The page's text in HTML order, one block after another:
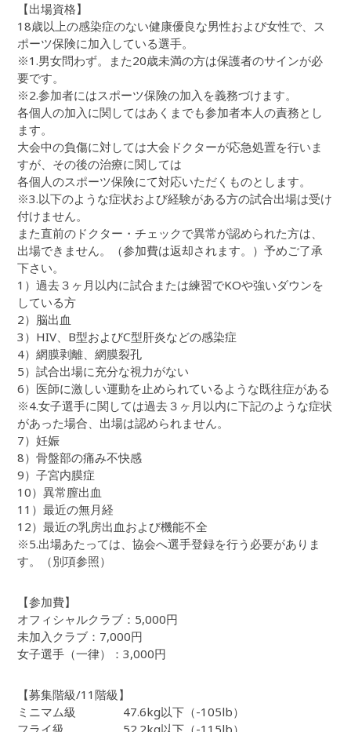
【出場資格】
18歳以上の感染症のない健康優良な男性および女性で、ス
ポーツ保険に加入している選手。
※1.男女問わず。また20歳未満の方は保護者のサインが必
要です。
※2.参加者にはスポーツ保険の加入を義務づけます。
各個人の加入に関してはあくまでも参加者本人の責務とし
ます。
大会中の負傷に対しては大会ドクターが応急処置を行いま
すが、その後の治療に関しては
各個人のスポーツ保険にて対応いただくものとします。
※3.以下のような症状および経験がある方の試合出場は受け
付けません。
また直前のドクター・チェックで異常が認められた方は、
出場できません。（参加費は返却されます。）予めご了承
下さい。
1）過去３ヶ月以内に試合または練習でKOや強いダウンを
している方
2）脳出血
3）HIV、B型およびC型肝炎などの感染症
4）網膜剥離、網膜裂孔
5）試合出場に充分な視力がない
6）医師に激しい運動を止められているような既往症がある
※4.女子選手に関しては過去３ヶ月以内に下記のような症状
があった場合、出場は認められません。
7）妊娠
8）骨盤部の痛み不快感
9）子宮内膜症
10）異常膣出血
11）最近の無月経
12）最近の乳房出血および機能不全
※5.出場あたっては、協会へ選手登録を行う必要がありま
す。（別項参照）
【参加費】
オフィシャルクラブ：5,000円
未加入クラブ：7,000円
女子選手（一律）：3,000円
【募集階級/11階級】
ミニマム級 47.6kg以下（-105lb）